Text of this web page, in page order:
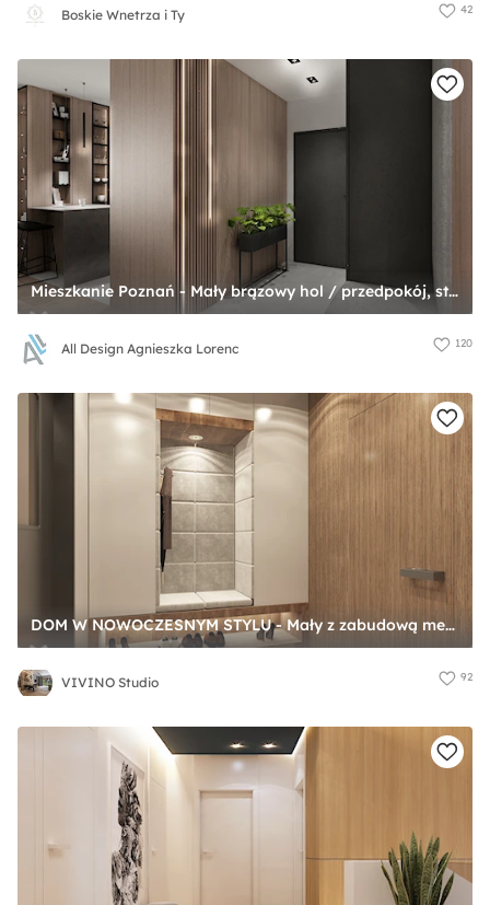
Boskie Wnetrza i Ty 42
Mieszkanie Poznań - Mały brązowy hol / przedpokój, styl nowoczesny - zdjęcie od All Design Agnieszka Lorenc
All Design Agnieszka Lorenc 120
DOM W NOWOCZESNYM STYLU - Mały z zabudową meblową z wieszakiem biały brązowy szary z farbą na ścianie z drzwiami przylgowymi z drzwiami ukrytymi z drewnianymi drzwiami z gładkimi drzwiami hol / przedpokój, styl nowoczesny - zdjęcie od VIVINO Studio
VIVINO Studio 92